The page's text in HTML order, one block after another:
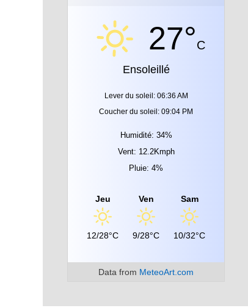
27°C
Ensoleillé
Lever du soleil: 06:36 AM
Coucher du soleil: 09:04 PM
Humidité: 34%
Vent: 12.2Kmph
Pluie: 4%
Jeu
12/28°C
Ven
9/28°C
Sam
10/32°C
Data from MeteoArt.com